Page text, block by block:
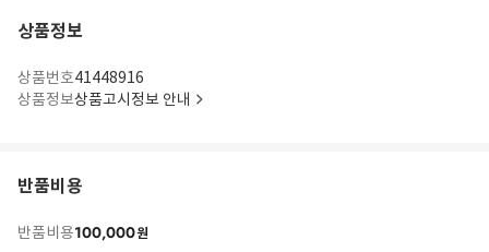
상품정보
상품번호41448916
상품정보상품고시정보 안내
반품비용
반품비용100,000원